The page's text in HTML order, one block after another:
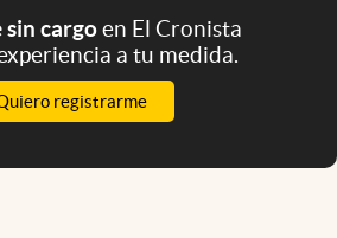
sin cargoen El Cronista
a tu medida.
registrarme